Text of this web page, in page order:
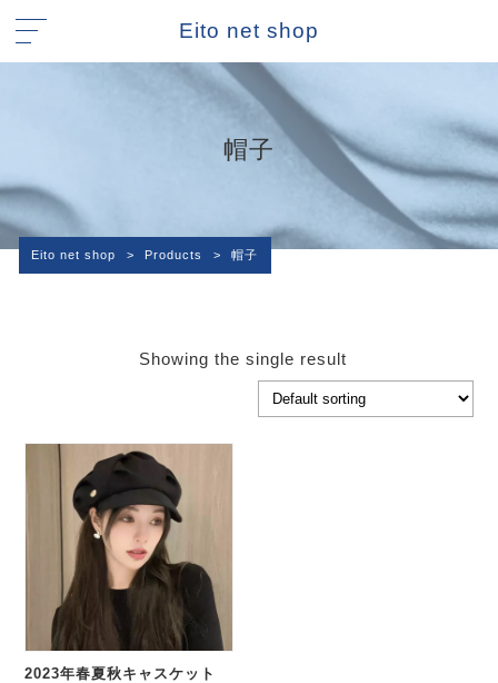
Eito net shop
帽子
Eito net shop > Products > 帽子
Showing the single result
2023年春夏秋キャスケット